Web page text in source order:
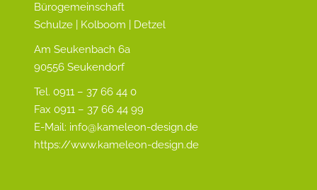
Bürogemeinschaft
Schulze | Kolboom | Detzel
Am Seukenbach 6a
90556 Seukendorf
Tel. 0911 – 37 66 44 0
Fax 0911 – 37 66 44 99
E-Mail: info@kameleon-design.de
https://www.kameleon-design.de